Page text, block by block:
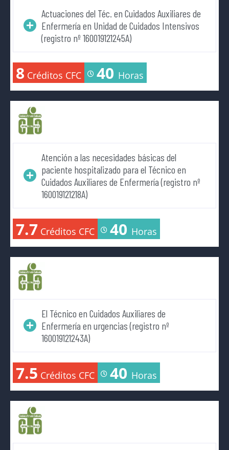
Actuaciones del Téc. en Cuidados Auxiliares de
Enfermería en Unidad de Cuidados Intensivos
(registro nº 160019121245A)
8 Créditos CFC 40 Horas
Atención a las necesidades básicas del
paciente hospitalizado para el Técnico en
Cuidados Auxiliares de Enfermería (registro nº
160019121218A)
7.7 Créditos CFC 40 Horas
El Técnico en Cuidados Auxiliares de
Enfermería en urgencias (registro nº
160019121243A)
7.5 Créditos CFC 40 Horas